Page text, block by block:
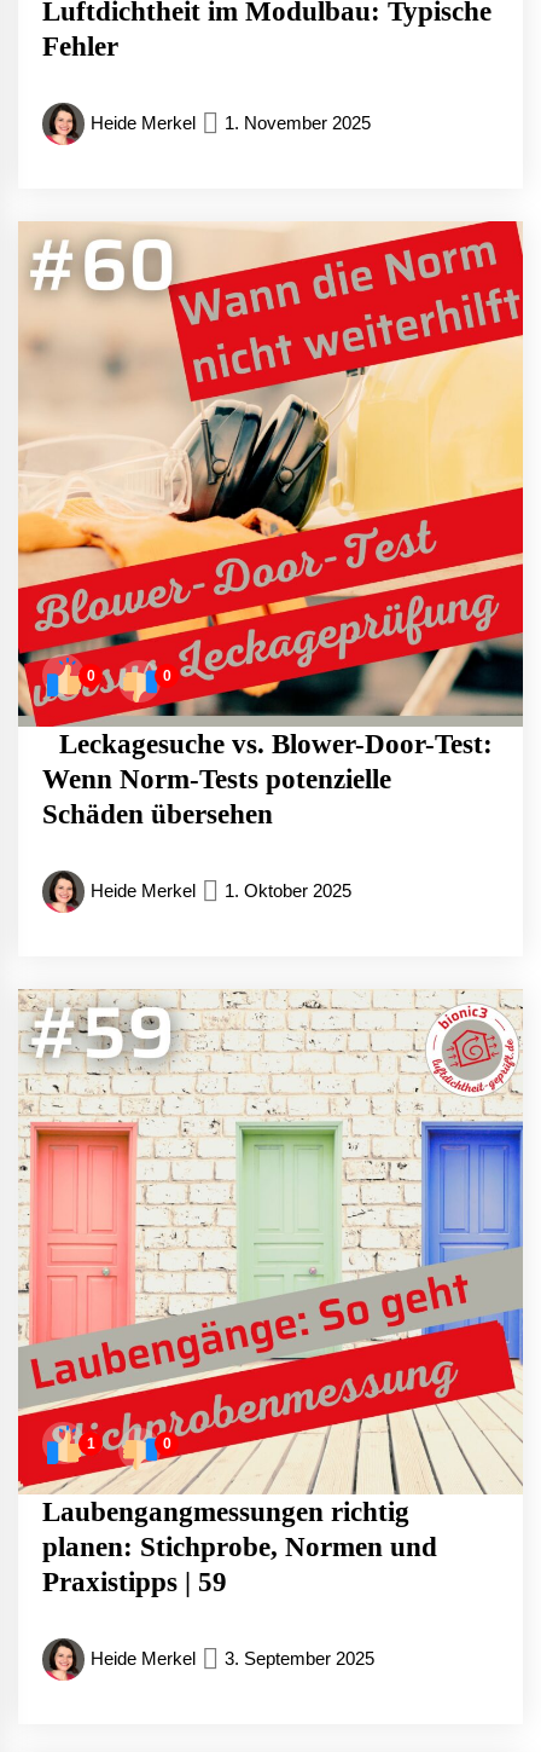
Luftdichtheit im Modulbau: Typische
Fehler
Heide Merkel 1. November 2025
0 0
Leckagesuche vs. Blower-Door-Test:
Wenn Norm-Tests potenzielle
Schäden übersehen
Heide Merkel 1. Oktober 2025
1 0
Laubengangmessungen richtig
planen: Stichprobe, Normen und
Praxistipps | 59
Heide Merkel 3. September 2025